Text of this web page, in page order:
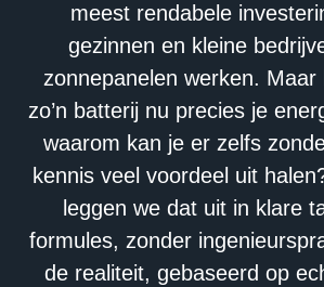
meest rendabele
gezinnen en kleine
zonnepanelen werken. Maar
zo’n batterij nu precies je
waarom kan je er zelfs
kennis veel voordeel uit
leggen we dat uit in klare
formules, zonder
de realiteit, gebaseerd op